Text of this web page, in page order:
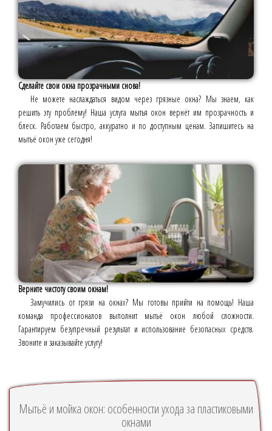
Сделайте свои окна прозрачными снова!
Не можете наслаждаться видом через грязные окна? Мы знаем, как
решить эту проблему! Наша услуга мытья окон вернёт им прозрачность и
блеск. Работаем быстро, аккуратно и по доступным ценам. Запишитесь на
мытьё окон уже сегодня!
Верните чистоту своим окнам!
Замучились от грязи на окнах? Мы готовы прийти на помощь! Наша
команда профессионалов выполнит мытьё окон любой сложности.
Гарантируем безупречный результат и использование безопасных средств.
Звоните и заказывайте услугу!
Мытьё и мойка окон: особенности ухода за пластиковыми
окнами